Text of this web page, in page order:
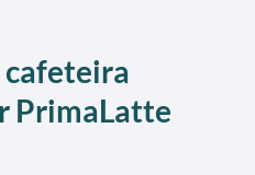
cafeteira
PrimaLatte